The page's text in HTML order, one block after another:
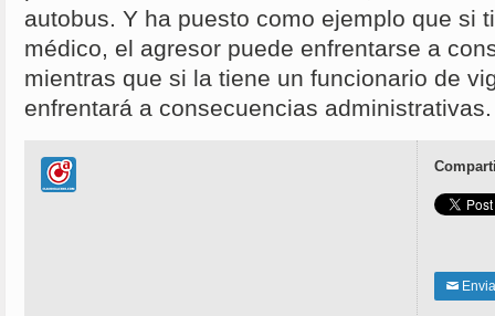
autobus. Y ha puesto como ejemplo que si
médico, el agresor puede enfrentarse a
mientras que si la tiene un funcionario de
enfrentará a consecuencias administrativas.
✉